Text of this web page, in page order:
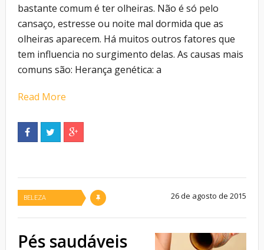
bastante comum é ter olheiras. Não é só pelo
cansaço, estresse ou noite mal dormida que as
olheiras aparecem. Há muitos outros fatores que
tem influencia no surgimento delas. As causas mais
comuns são: Herança genética: a
Read More
BELEZA 26 de agosto de 2015
Pés saudáveis